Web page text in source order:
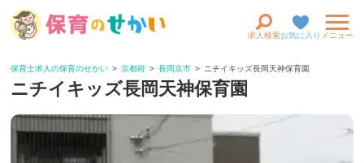
求人検索お気に入り メニュー
保育士求人の保育のせかい 京都府 長岡京市 ニチイキッズ長岡天神保育園
ニチイキッズ長岡天神保育園